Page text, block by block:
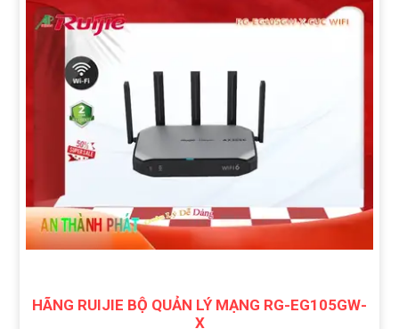
HÃNG RUIJIE BỘ QUẢN LÝ MẠNG RG-EG105GW-
X